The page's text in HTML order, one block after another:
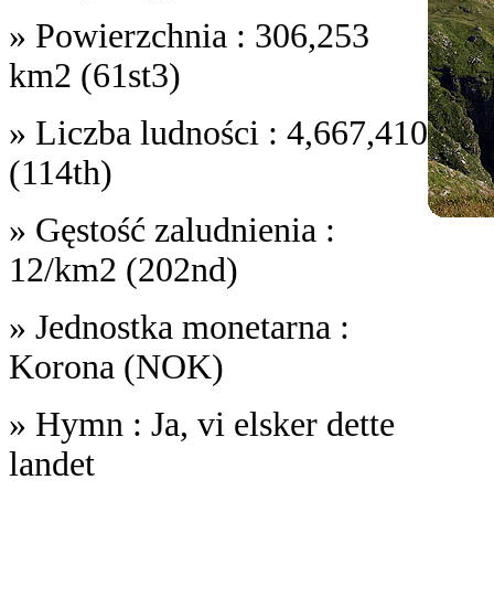
» Powierzchnia : 306,253
km2 (61st3)
» Liczba ludności : 4,667,410
(114th)
» Gęstość zaludnienia :
12/km2 (202nd)
» Jednostka monetarna :
Korona (NOK)
» Hymn : Ja, vi elsker dette
landet